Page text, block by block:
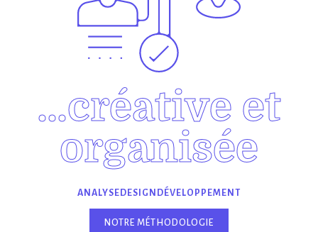
…créative et
organisée
ANALYSE DESIGN DÉVELOPPEMENT
NOTRE MÉTHODOLOGIE